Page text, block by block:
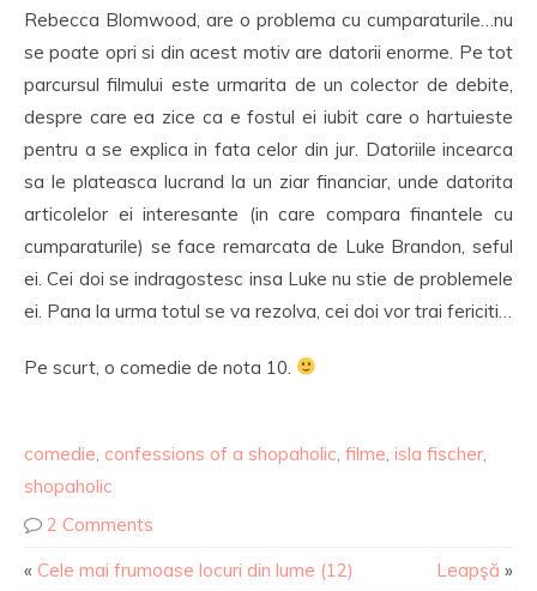
Rebecca Blomwood, are o problema cu cumparaturile…nu
se poate opri si din acest motiv are datorii enorme. Pe tot
parcursul filmului este urmarita de un colector de debite,
despre care ea zice ca e fostul ei iubit care o hartuieste
pentru a se explica in fata celor din jur. Datoriile incearca
sa le plateasca lucrand la un ziar financiar, unde datorita
articolelor ei interesante (in care compara finantele cu
cumparaturile) se face remarcata de Luke Brandon, seful
ei. Cei doi se indragostesc insa Luke nu stie de problemele
ei. Pana la urma totul se va rezolva, cei doi vor trai fericiti…
Pe scurt, o comedie de nota 10.
comedie, confessions of a shopaholic, filme, isla fischer,
shopaholic
2 Comments
« Cele mai frumoase locuri din lume (12) Leapşă »